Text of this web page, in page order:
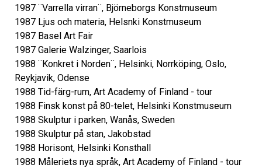
1987 ¨Varrella virran¨, Björneborgs Konstmuseum
1987 Ljus och materia, Helsnki Konstmuseum
1987 Basel Art Fair
1987 Galerie Walzinger, Saarlois
1988 ¨Konkret i Norden¨, Helsinki, Norrköping, Oslo,
Reykjavik, Odense
1988 Tid-färg-rum, Art Academy of Finland - tour
1988 Finsk konst på 80-telet, Helsinki Konstmuseum
1988 Skulptur i parken, Wanås, Sweden
1988 Skulptur på stan, Jakobstad
1988 Horisont, Helsinki Konsthall
1988 Måleriets nya språk, Art Academy of Finland - tour